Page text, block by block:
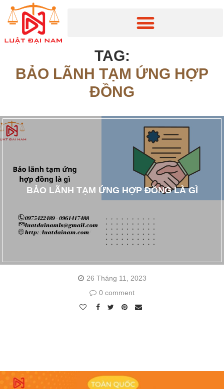
TAG:
BẢO LÃNH TẠM ỨNG HỢP
ĐỒNG
BẢO LÃNH TẠM ỨNG HỢP ĐỒNG LÀ GÌ
26 Tháng 11, 2023
0 comment